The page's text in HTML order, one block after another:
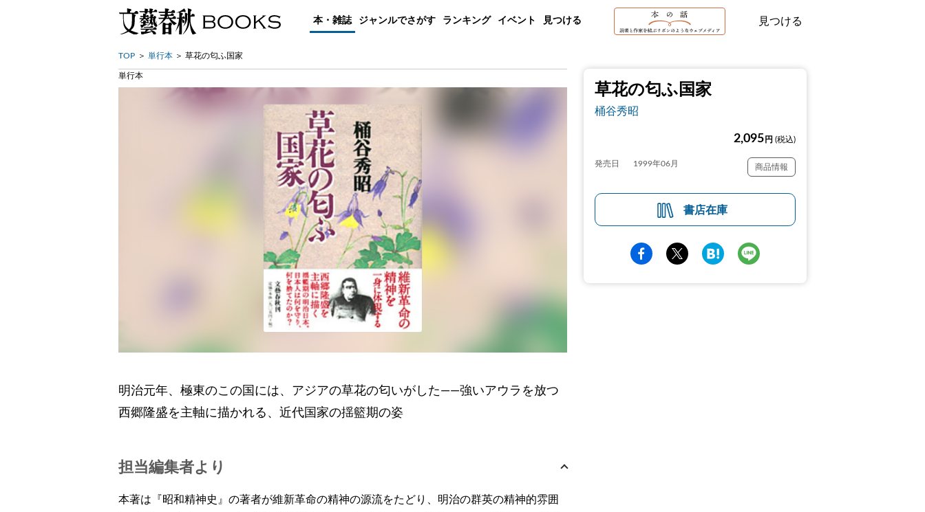
本・雑誌 ジャンルでさがす ランキング イベント 見つける 見つける
TOP 単行本 草花の匂ふ国家
草花の匂ふ国家
桶谷秀昭
2,095 円 (税込)
発売日 1999年06月 商品情報
書店在庫
単行本
明治元年、極東のこの国には、アジアの草花の匂いがした――強いアウラを放つ
西郷隆盛を主軸に描かれる、近代国家の揺籃期の姿
担当編集者より
本著は『昭和精神史』の著者が維新革命の精神の源流をたどり、明治の群英の精神的雰囲